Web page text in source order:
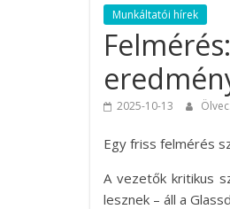
Munkáltatói hírek
2025-10-13
Egy friss felmérés
A vezetők kritikus
lesznek – áll a